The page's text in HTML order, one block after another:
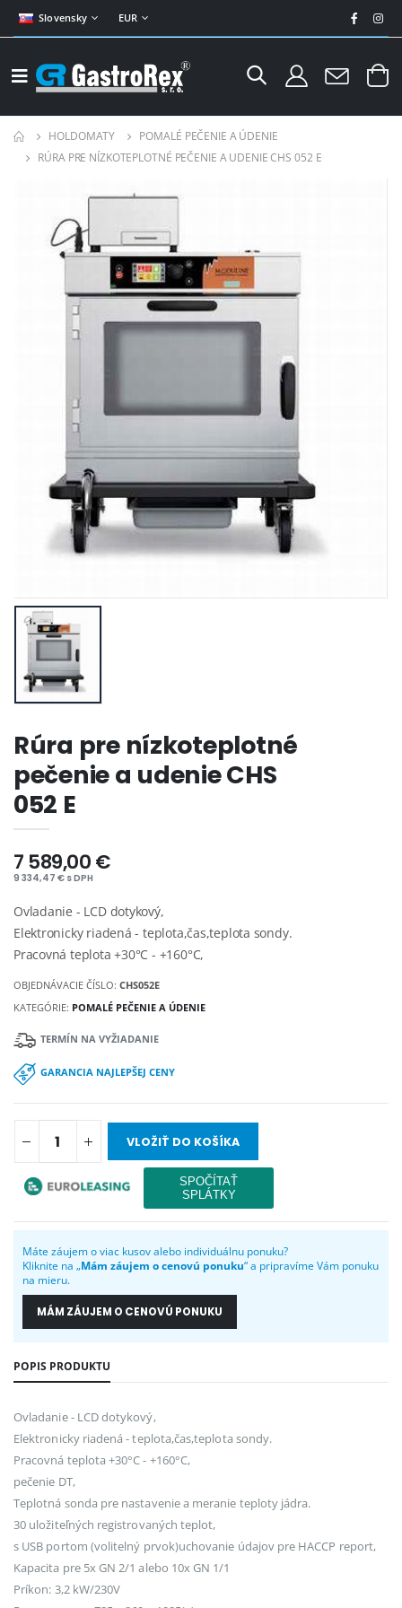
Slovensky EUR
HOLDOMATY
POMALÉ PEČENIE A ÚDENIE
RÚRA PRE NÍZKOTEPLOTNÉ PEČENIE A UDENIE CHS 052 E
Rúra pre nízkoteplotné
pečenie a udenie CHS
052 E
7 589,00 €
9 334,47 € s DPH
Ovladanie - LCD dotykový,
Elektronicky riadená - teplota,čas,teplota sondy.
Pracovná teplota +30°C - +160°C,
OBJEDNÁVACIE ČÍSLO:CHS052E
KATEGÓRIE: POMALÉ PEČENIE A ÚDENIE
TERMÍN NA VYŽIADANIE
GARANCIA NAJLEPŠEJ CENY
VLOŽIŤ DO KOŠÍKA
Máte záujem o viac kusov alebo individuálnu ponuku?
Kliknite na „Mám záujem o cenovú ponuku“ a pripravíme Vám ponuku
na mieru.
MÁM ZÁUJEM O CENOVÚ PONUKU
POPIS PRODUKTU
Ovladanie - LCD dotykový,
Elektronicky riadená - teplota,čas,teplota sondy.
Pracovná teplota +30°C - +160°C,
pečenie DT,
Teplotná sonda pre nastavenie a meranie teploty jádra.
30 uložiteľných registrovaných teplot,
s USB portom (volitelný prvok)uchovanie údajov pre HACCP report,
Kapacita pre 5x GN 2/1 alebo 10x GN 1/1
Príkon: 3,2 kW/230V